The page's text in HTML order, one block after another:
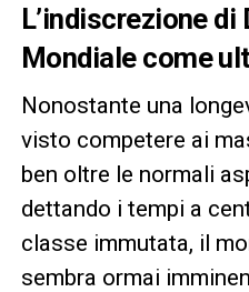
L’indiscrezione di
Mondiale come
Nonostante una
visto competere ai
ben oltre le normali
dettando i tempi a
classe immutata, il
sembra ormai